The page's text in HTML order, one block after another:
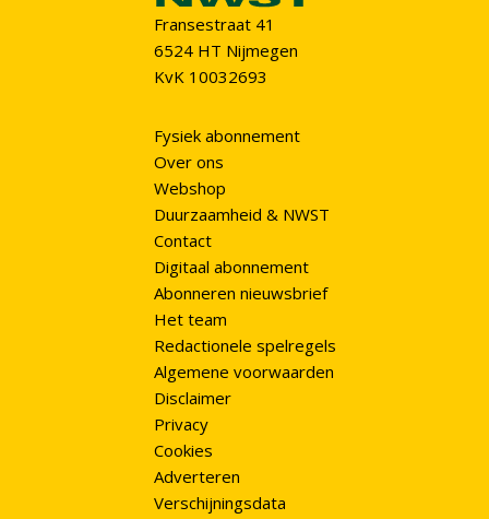
Fransestraat 41
6524 HT Nijmegen
KvK 10032693
Fysiek abonnement
Over ons
Webshop
Duurzaamheid & NWST
Contact
Digitaal abonnement
Abonneren nieuwsbrief
Het team
Redactionele spelregels
Algemene voorwaarden
Disclaimer
Privacy
Cookies
Adverteren
Verschijningsdata